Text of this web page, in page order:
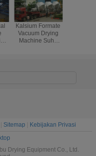
Kalsium Formate
Vacuum Drying
Machine Suhu
Sitemap
Kebijakan Privasi
Drying Equipment Co., Ltd.